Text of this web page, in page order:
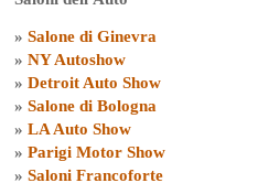
» Salone di Ginevra
» NY Autoshow
» Detroit Auto Show
» Salone di Bologna
» LA Auto Show
» Parigi Motor Show
» Saloni Francoforte